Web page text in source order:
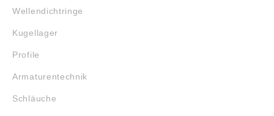
Wellendichtringe
Kugellager
Profile
Armaturentechnik
Schläuche